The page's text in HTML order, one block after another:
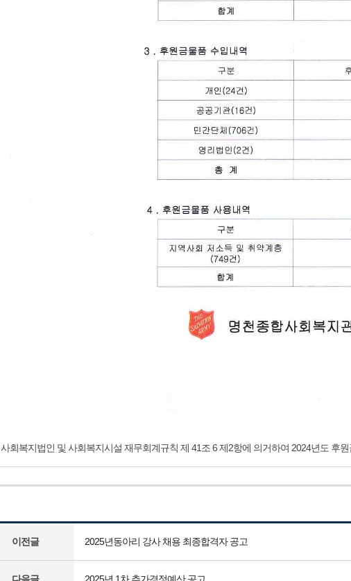
사회복지법인 및 사회복지시설 재무회계규칙 제 41조 6 제2항에 의거하여 2024년도 후
이전글 2025년동아리 강사 채용 최종합격자 공고